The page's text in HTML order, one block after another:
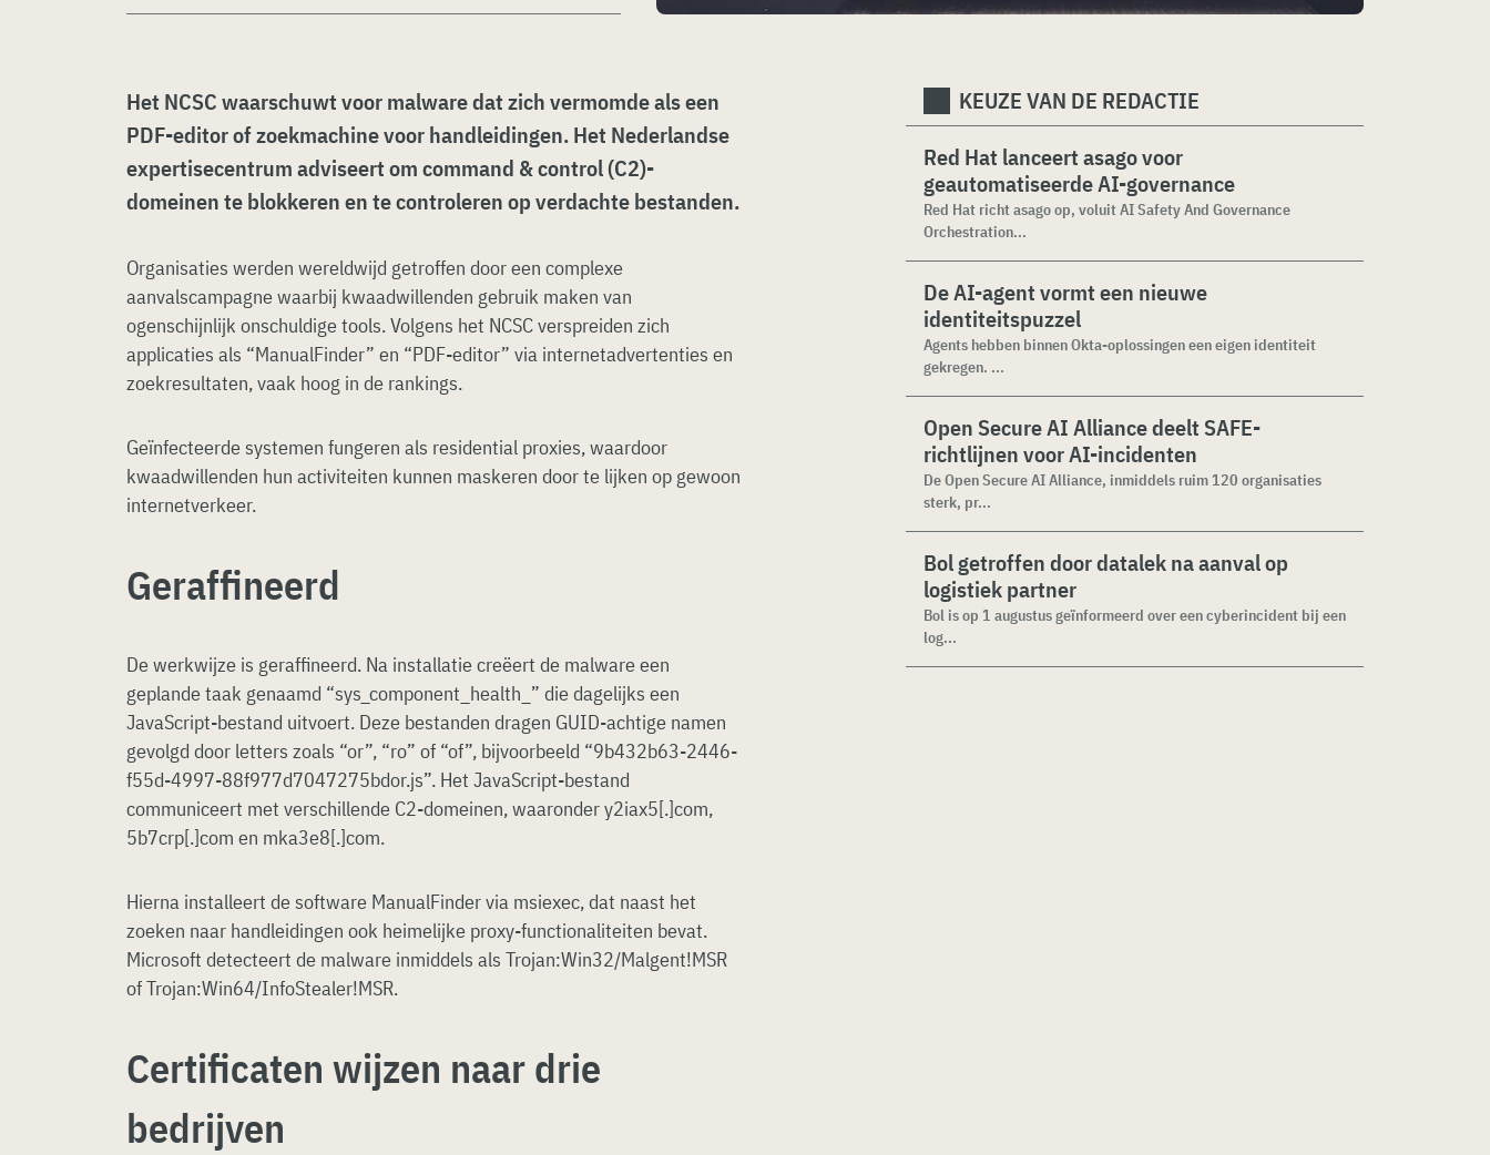
Het NCSC waarschuwt voor malware dat zich vermomde als een
PDF-editor of zoekmachine voor handleidingen. Het Nederlandse
expertisecentrum adviseert om command & control (C2)-
domeinen te blokkeren en te controleren op verdachte bestanden.
Organisaties werden wereldwijd getroffen door een complexe
aanvalscampagne waarbij kwaadwillenden gebruik maken van
ogenschijnlijk onschuldige tools. Volgens het NCSC verspreiden zich
applicaties als “ManualFinder” en “PDF-editor” via internetadvertenties en
zoekresultaten, vaak hoog in de rankings.
Geïnfecteerde systemen fungeren als residential proxies, waardoor
kwaadwillenden hun activiteiten kunnen maskeren door te lijken op gewoon
internetverkeer.
Geraffineerd
De werkwijze is geraffineerd. Na installatie creëert de malware een
geplande taak genaamd “sys_component_health_” die dagelijks een
JavaScript-bestand uitvoert. Deze bestanden dragen GUID-achtige namen
gevolgd door letters zoals “or”, “ro” of “of”, bijvoorbeeld “9b432b63-2446-
f55d-4997-88f977d7047275bdor.js”. Het JavaScript-bestand
communiceert met verschillende C2-domeinen, waaronder y2iax5[.]com,
5b7crp[.]com en mka3e8[.]com.
Hierna installeert de software ManualFinder via msiexec, dat naast het
zoeken naar handleidingen ook heimelijke proxy-functionaliteiten bevat.
Microsoft detecteert de malware inmiddels als Trojan:Win32/Malgent!MSR
of Trojan:Win64/InfoStealer!MSR.
Certificaten wijzen naar drie
bedrijven
KEUZE VAN DE REDACTIE
Red Hat lanceert asago voor
geautomatiseerde AI-governance
Red Hat richt asago op, voluit AI Safety And Governance
Orchestration...
De AI-agent vormt een nieuwe
identiteitspuzzel
Agents hebben binnen Okta-oplossingen een eigen identiteit
gekregen. ...
Open Secure AI Alliance deelt SAFE-
richtlijnen voor AI-incidenten
De Open Secure AI Alliance, inmiddels ruim 120 organisaties
sterk, pr...
Bol getroffen door datalek na aanval op
logistiek partner
Bol is op 1 augustus geïnformeerd over een cyberincident bij een
log...